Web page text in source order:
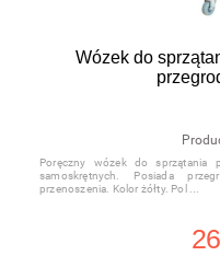
Wózek do
Poręczny wózek do sprzątania
samoskrętnych. Posiada
przenoszenia. Kolor żółty. Pol